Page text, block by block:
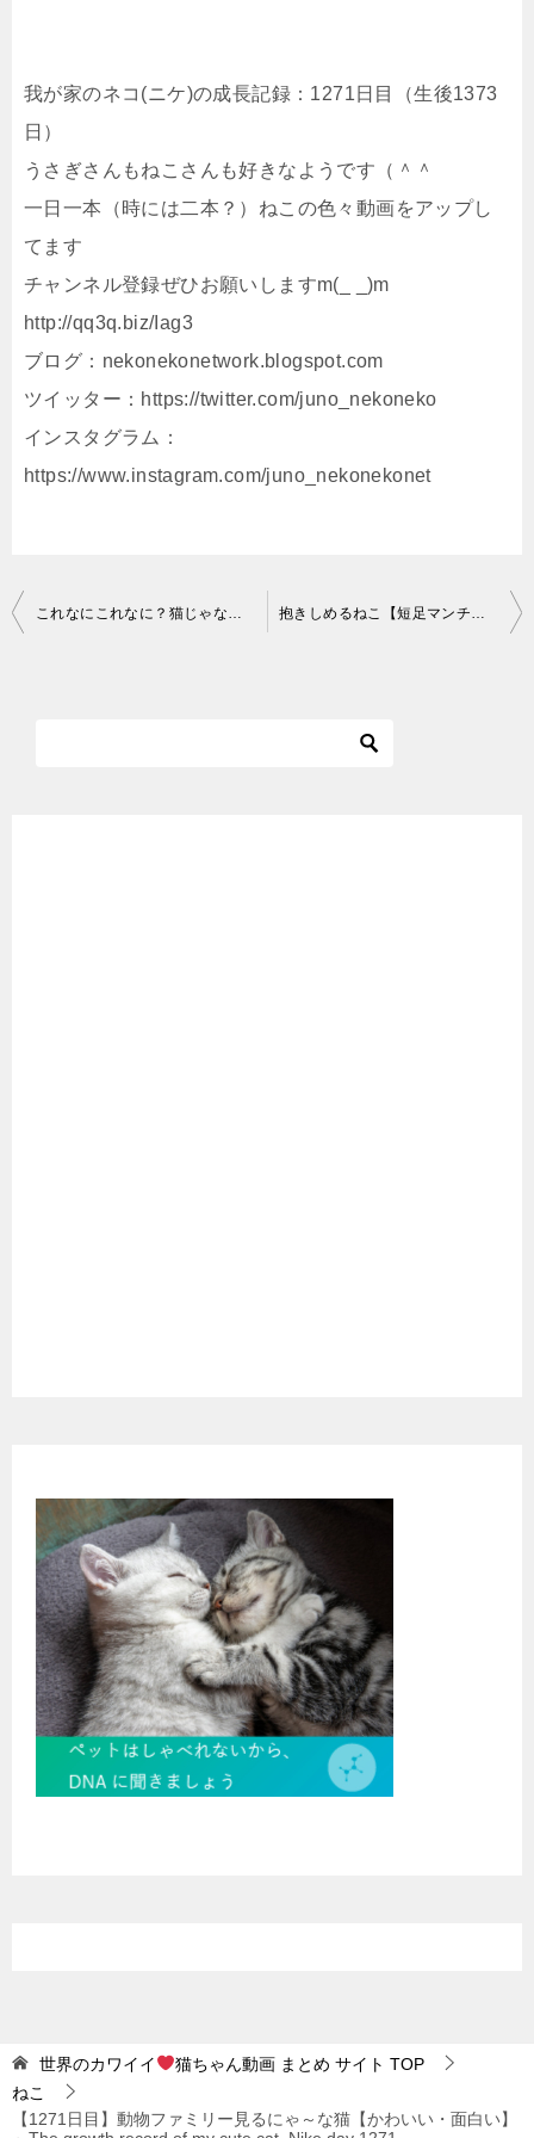
我が家のネコ(ニケ)の成長記録：1271日目（生後1373
日）
うさぎさんもねこさんも好きなようです（＾＾
一日一本（時には二本？）ねこの色々動画をアップし
てます
チャンネル登録ぜひお願いしますm(_ _)m
http://qq3q.biz/Iag3
ブログ：nekonekonetwork.blogspot.com
ツイッター：https://twitter.com/juno_nekoneko
インスタグラム：
https://www.instagram.com/juno_nekonekonet
投
これなにこれなに？猫じゃなくて #Shorts​ Kore nani kore nani 抱きしめるねこ【短足マンチカン】#Shorts
世界のカワイイ 猫ちゃん動画 まとめ サイト TOP
ねこ
【1271日目】動物ファミリー見るにゃ～な猫【かわいい・面白い】